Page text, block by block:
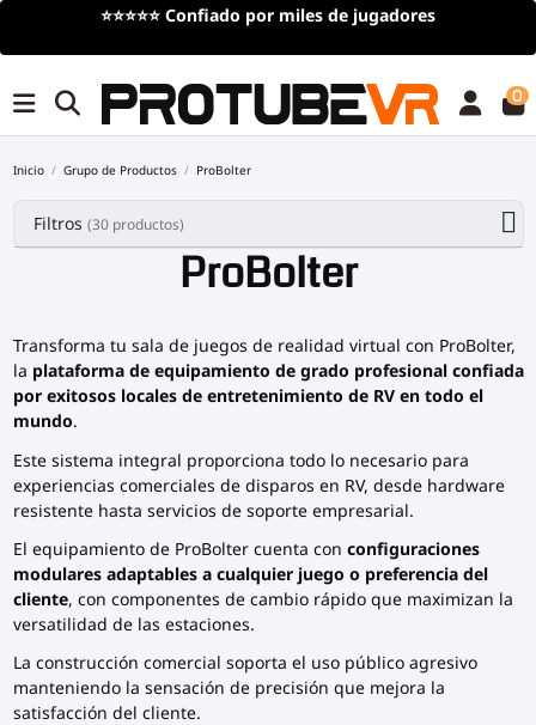
Envíogratisen compras superiores a 100€/
0
Inicio Grupo de Productos ProBolter
ProBolter
Transforma tu sala de juegos de realidad virtual con ProBolter,
la plataforma de equipamiento de grado profesional confiada
por exitosos locales de entretenimiento de RV en todo el
mundo.
Este sistema integral proporciona todo lo necesario para
experiencias comerciales de disparos en RV, desde hardware
resistente hasta servicios de soporte empresarial.
El equipamiento de ProBolter cuenta con configuraciones
modulares adaptables a cualquier juego o preferencia del
cliente, con componentes de cambio rápido que maximizan la
versatilidad de las estaciones.
La construcción comercial soporta el uso público agresivo
manteniendo la sensación de precisión que mejora la
satisfacción del cliente.
Filtros (30 productos)